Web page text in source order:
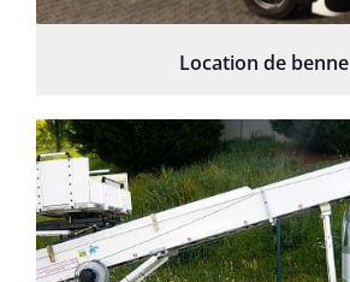
Location de benne